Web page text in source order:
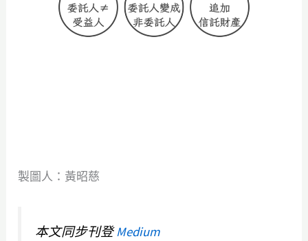
製圖人：黃昭慈
本文同步刊登Medium